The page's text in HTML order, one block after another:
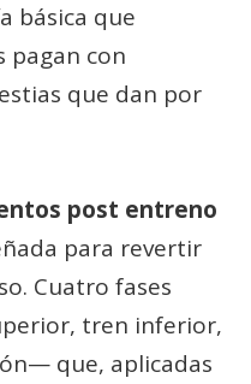
básica que
pagan con
que dan por
post entreno
para revertir
Cuatro fases
tren inferior,
que, aplicadas